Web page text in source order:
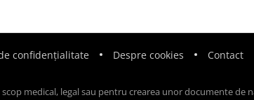
confidențialitate Despre cookies Contact
medical, legal sau pentru crearea unor documente